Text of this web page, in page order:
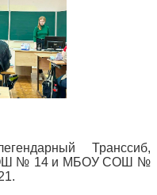
Транссиб,
№ 14 и МБОУ СОШ №